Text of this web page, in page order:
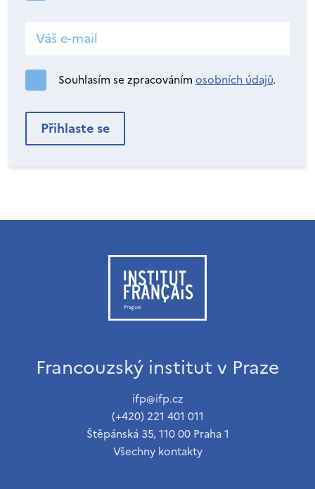
Souhlasím se zpracováním osobních údajů.
Francouzský institut v Praze
ifp@ifp.cz
(+420) 221 401 011
Štěpánská 35, 110 00 Praha 1
Všechny kontakty